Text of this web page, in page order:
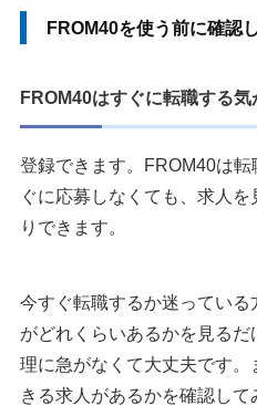
FROM40を使う前に確認
FROM40はすぐに転職する
登録できます。FROM40は
ぐに応募しなくても、求人
りできます。
今すぐ転職するか迷っている
がどれくらいあるかを見る
理に急がなくて大丈夫です
きる求人があるかを確認して